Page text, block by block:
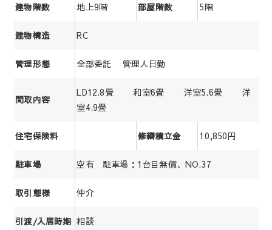
建物階数 地上9階 部屋階数 5階
建物構造 RC
管理形態 全部委託 管理人日勤
間取内容
LD12.8畳 和室6畳 洋室5.6畳 洋
室4.9畳
住宅保険料 修繕積立金 10,850円
駐車場 空有 駐車場：1台目無償、NO.37
取引態様 仲介
引渡/入居時期 相談